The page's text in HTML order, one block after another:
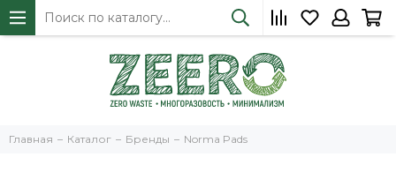
Главная Каталог Бренды Norma Pads